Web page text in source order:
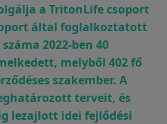
a TritonLife csoport
által foglalkoztatott
2022-ben 40
melyből 402 fő
szakember. A
terveit, és
lezajlott idei fejlődési